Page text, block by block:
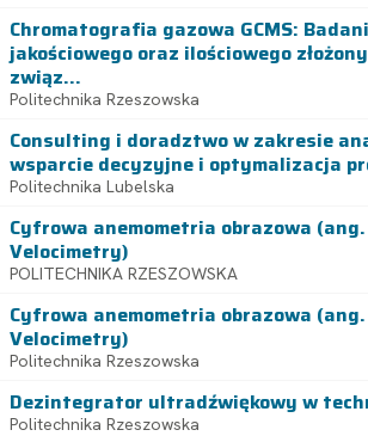
Chromatografia gazowa GCMS:
jakościowego oraz ilościowego
związ...
Politechnika Rzeszowska
Consulting i doradztwo w zakresie
wsparcie decyzyjne i optymalizacja
Politechnika Lubelska
Cyfrowa anemometria obrazowa
Velocimetry)
POLITECHNIKA RZESZOWSKA
Cyfrowa anemometria obrazowa
Velocimetry)
Politechnika Rzeszowska
Dezintegrator ultradźwiękowy w
Politechnika Rzeszowska